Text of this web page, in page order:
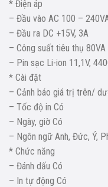
* Điện áp
– Đầu vào AC 100 –
– Đầu ra DC +15V, 3A
– Công suất tiêu thụ 80VA
– Pin sạc Li-ion 11,1V,
* Cài đặt
– Cảnh báo giá trị trên/
– Tốc độ in Có
– Ngày, giờ Có
– Ngôn ngữ Anh, Đức, Ý,
* Chức năng
– Đánh dấu Có
– In tự động Có